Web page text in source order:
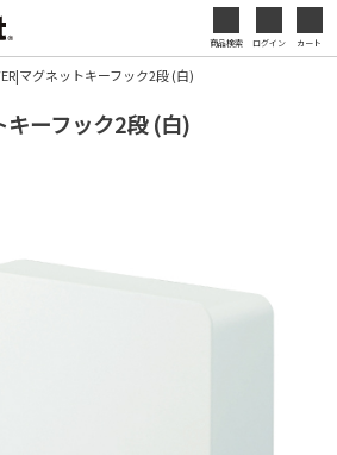
商品検索 ログイン カート
マグネットキーフック2段 (白)
キーフック2段 (白)
ッセージなどを印刷して、オリジ
ベルティを制作できます。展示会
も効果的です。
閉じる